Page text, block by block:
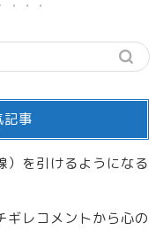
記事
）を引けるようになる
ギレコメントから心の